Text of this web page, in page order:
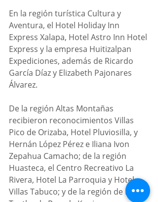
En la región turística Cultura y
Aventura, el Hotel Holiday Inn
Express Xalapa, Hotel Astro Inn Hotel
Express y la empresa Huitizalpan
Expediciones, además de Ricardo
García Díaz y Elizabeth Pajonares
Álvarez.
De la región Altas Montañas
recibieron reconocimientos Villas
Pico de Orizaba, Hotel Pluviosilla, y
Hernán López Pérez e Iliana Ivon
Zepahua Camacho; de la región
Huasteca, el Centro Recreativo La
Rivera, Hotel La Parroquia y Hotel
Villas Tabuco; y de la región de Los